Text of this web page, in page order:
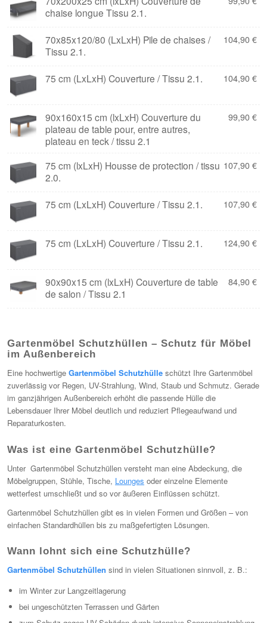
chaise longue Tissu 2.1.
70x85x120/80 (LxLxH) Pile de chaises /
Tissu 2.1.
104,90 €
75 cm (LxLxH) Couverture / Tissu 2.1. 104,90 €
90x160x15 cm (lxLxH) Couverture du
plateau de table pour, entre autres,
plateau en teck / tissu 2.1
99,90 €
75 cm (lxLxH) Housse de protection / tissu
2.0.
107,90 €
75 cm (LxLxH) Couverture / Tissu 2.1. 107,90 €
75 cm (LxLxH) Couverture / Tissu 2.1. 124,90 €
90x90x15 cm (lxLxH) Couverture de table
de salon / Tissu 2.1
84,90 €
Gartenmöbel Schutzhüllen – Schutz für Möbel
im Außenbereich
Eine hochwertige Gartenmöbel Schutzhülle schützt Ihre Gartenmöbel
zuverlässig vor Regen, UV-Strahlung, Wind, Staub und Schmutz. Gerade
im ganzjährigen Außenbereich erhöht die passende Hülle die
Lebensdauer Ihrer Möbel deutlich und reduziert Pflegeaufwand und
Reparaturkosten.
Was ist eine Gartenmöbel Schutzhülle?
Unter Gartenmöbel Schutzhüllen versteht man eine Abdeckung, die
Möbelgruppen, Stühle, Tische, Lounges oder einzelne Elemente
wetterfest umschließt und so vor äußeren Einflüssen schützt.
Gartenmöbel Schutzhüllen gibt es in vielen Formen und Größen – von
einfachen Standardhüllen bis zu maßgefertigten Lösungen.
Wann lohnt sich eine Schutzhülle?
Gartenmöbel Schutzhüllen sind in vielen Situationen sinnvoll, z. B.:
im Winter zur Langzeitlagerung
bei ungeschützten Terrassen und Gärten